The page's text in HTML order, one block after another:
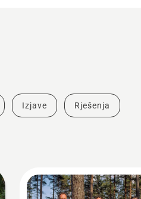
Izjave Rješenja